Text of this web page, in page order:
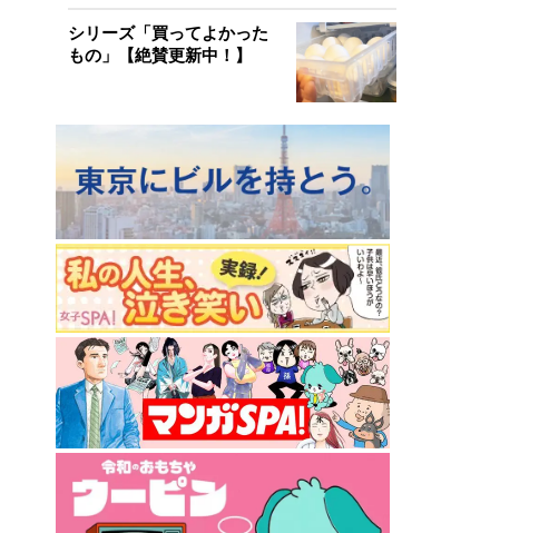
シリーズ「買ってよかった
もの」【絶賛更新中！】